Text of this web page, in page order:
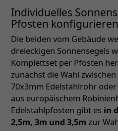
Individuelles
Pfosten konfigurieren
Die beiden vom Gebäude
dreieckigen Sonnensegels
Komplettset per Pfosten
zunächst die Wahl
70x3mm Edelstahlrohr
aus europäischem
Edelstahlpfosten gibt es in
2,5m, 3m und 3,5m zur